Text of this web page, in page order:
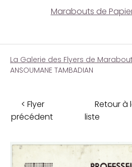
Marabouts de
La Galerie des Flyers de
ANSOUMANE TAMBADIAN
< Flyer
précédent
Retour à
liste